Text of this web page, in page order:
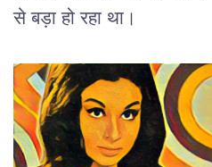
से बड़ा हो रहा था।